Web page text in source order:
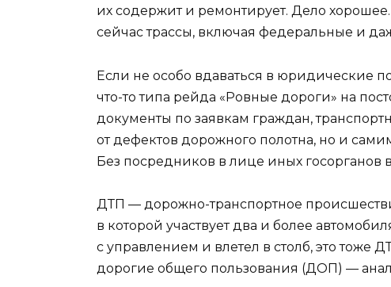
их содержит и ремонтирует. Дело
сейчас трассы, включая федеральные и
Если не особо вдаваться в юридические
что-то типа рейда «Ровные дороги» на
документы по заявкам граждан,
от дефектов дорожного полотна, но и
Без посредников в лице иных госорганов
ДТП — дорожно-транспортное
в которой участвует два и более
с управлением и влетел в столб, это тоже
дорогие общего пользования (ДОП) —